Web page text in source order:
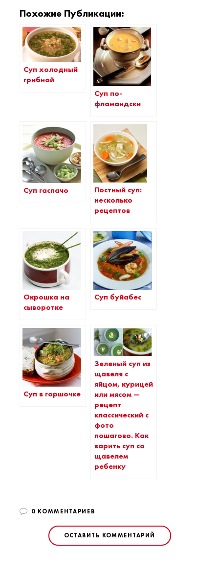
Похожие Публикации:
Суп холодный
грибной
Суп по-
фламандски
Суп гаспачо
Постный суп:
несколько
рецептов
Окрошка на
сыворотке
Суп буйабес
Суп в горшочке
Зеленый суп из
щавеля с
яйцом, курицей
или мясом —
рецепт
классический с
фото
пошагово. Как
варить суп со
щавелем
ребенку
0 КОММЕНТАРИЕВ
ОСТАВИТЬ КОММЕНТАРИЙ